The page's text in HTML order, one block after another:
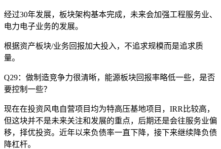
经过30年发展，板块架构基本完成，未来会加强工程服务业、
电力电子业务的发展。
根据资产板块/业务回报加大投入，不追求规模而是追求质
量。
Q29：做制造竞争力很清晰，能源板块回报率略低一些，是否
要控制一些？
现在在投资风电自营项目均为特高压基地项目，IRR比较高，
但这块并不是未来关注和发展的重点，后期还是会往服务业偏
移，择优投资。近年以来负债率一直下降，接下来继续降负债
降杠杆。